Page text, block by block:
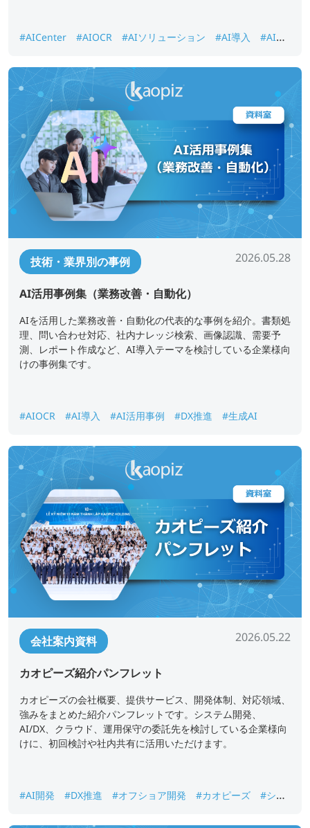
#AICenter #AIOCR #AIソリューション #AI導入
#AI画
技術・業界別の事例 2026.05.28
AI活用事例集（業務改善・自動化）
AIを活用した業務改善・自動化の代表的な事例を紹介。書類処
理、問い合わせ対応、社内ナレッジ検索、画像認識、需要予
測、レポート作成など、AI導入テーマを検討している企業様向
けの事例集です。
#AIOCR #AI導入 #AI活用事例 #DX推進 #生成AI
会社案内資料 2026.05.22
カオピーズ紹介パンフレット
カオピーズの会社概要、提供サービス、開発体制、対応領域、
強みをまとめた紹介パンフレットです。システム開発、
AI/DX、クラウド、運用保守の委託先を検討している企業様向
けに、初回検討や社内共有に活用いただけます。
#AI開発 #DX推進 #オフショア開発 #カオピーズ
#シス